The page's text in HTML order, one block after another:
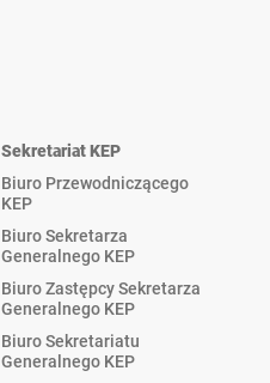
Sekretariat KEP
Biuro Przewodniczącego
KEP
Biuro Sekretarza
Generalnego KEP
Biuro Zastępcy Sekretarza
Generalnego KEP
Biuro Sekretariatu
Generalnego KEP